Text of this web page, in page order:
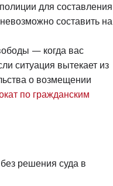
для составления
составить на
— когда вас
ситуация вытекает из
о возмещении
по гражданским
без решения суда в